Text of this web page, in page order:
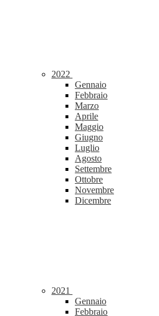
2022
Gennaio
Febbraio
Marzo
Aprile
Maggio
Giugno
Luglio
Agosto
Settembre
Ottobre
Novembre
Dicembre
2021
Gennaio
Febbraio